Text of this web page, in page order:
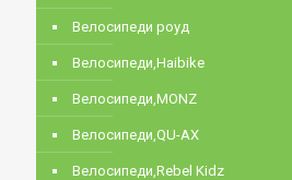
Велосипеди роуд
Велосипеди,Haibike
Велосипеди,MONZ
Велосипеди,QU-AX
Велосипеди,Rebel Kidz